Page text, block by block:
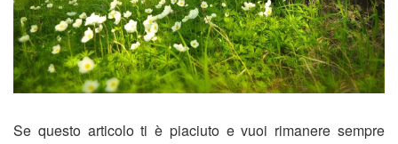
Se questo articolo ti è piaciuto e vuoi rimanere sempre